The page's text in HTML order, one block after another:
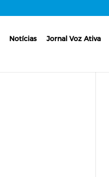
Notícias Jornal Voz Ativa